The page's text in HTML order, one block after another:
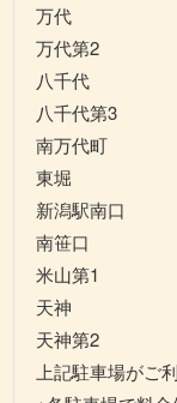
万代
万代第2
八千代
八千代第3
南万代町
東堀
新潟駅南口
南笹口
米山第1
天神
天神第2
上記駐車場がご